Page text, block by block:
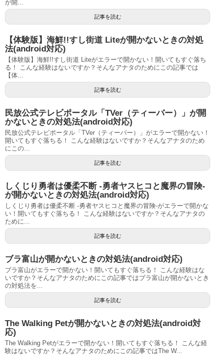
が開...
記事を読む
【体験版】海鮮!!すし街道 Liteが開かないときの対処
法(android対応)
【体験版】海鮮!!すし街道 Liteがエラーで開かない！開いてもすぐ落ち
る！ こんな経験はないですか？そんなアナタのためにこの記事では
【体...
記事を読む
民放公式テレビポータル「TVer（ティーバー）」が開
かないときの対処法(android対応)
民放公式テレビポータル「TVer（ティーバー）」がエラーで開かない！
開いてもすぐ落ちる！ こんな経験はないですか？そんなアナタのため
にこの...
記事を読む
しくじり勇者は優柔不断 ‐勇者ヤスヒコと魔界の冒険‐
が開かないときの対処法(android対応)
しくじり勇者は優柔不断 ‐勇者ヤスヒコと魔界の冒険‐がエラーで開かな
い！開いてもすぐ落ちる！ こんな経験はないですか？そんなアナタの
ために...
記事を読む
ブラ富山が開かないときの対処法(android対応)
ブラ富山がエラーで開かない！開いてもすぐ落ちる！ こんな経験はな
いですか？そんなアナタのためにこの記事ではブラ富山が開かないとき
の対処法を...
記事を読む
The Walking Petが開かないときの対処法(android対
応)
The Walking Petがエラーで開かない！開いてもすぐ落ちる！ こんな経
験はないですか？そんなアナタのためにこの記事ではThe W...